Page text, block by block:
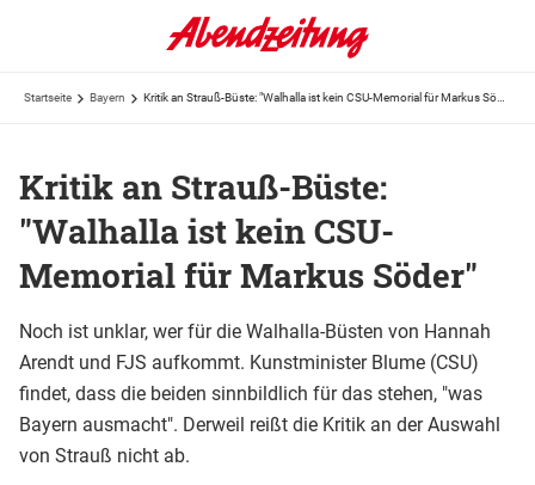
Startseite Bayern
Kritik an Strauß-Büste:
"Walhalla ist kein CSU-
Memorial für Markus Söder"
Noch ist unklar, wer für die Walhalla-Büsten von Hannah
Arendt und FJS aufkommt. Kunstminister Blume (CSU)
findet, dass die beiden sinnbildlich für das stehen, "was
Bayern ausmacht". Derweil reißt die Kritik an der Auswahl
von Strauß nicht ab.